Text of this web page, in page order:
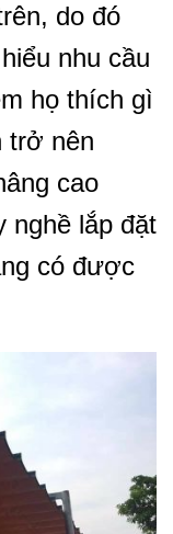
do đó
nhu cầu
họ thích gì
trở nên
cao
nghề lắp đặt
có được